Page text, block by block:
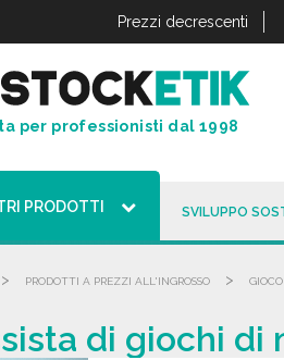
Prezzi decrescenti
per professionisti dal 1998
PRODOTTI SVILUPPO
> PRODOTTI A PREZZI ALL'INGROSSO >
di giochi di